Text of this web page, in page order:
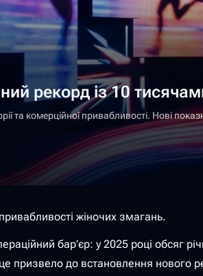
рекорд із 10
та комерційної привабливості. Нові
жіночих змагань.
бар’єр: у 2025 році
призвело до встановлення